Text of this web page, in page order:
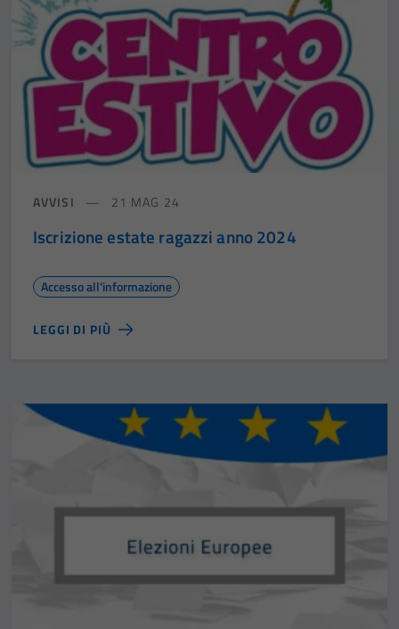
AVVISI 21 MAG 24
Iscrizione estate ragazzi anno 2024
Accesso all'informazione
LEGGI DI PIÙ
Tecnici
Questi cookie
sono necessari
per il
possono